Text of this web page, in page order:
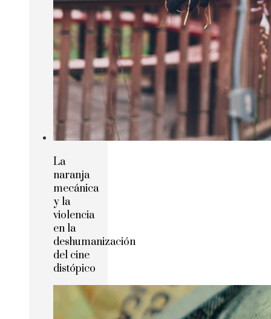
La
naranja
mecánica
y la
violencia
en la
deshumanización
del cine
distópico